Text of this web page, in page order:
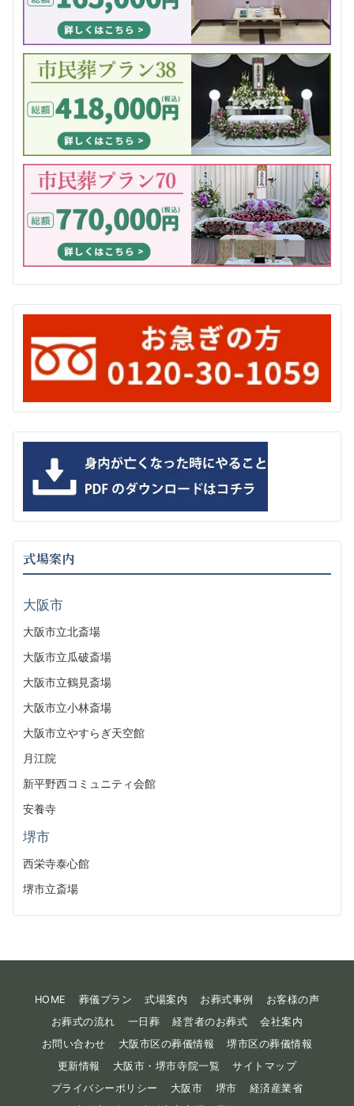
式場案内
大阪市
大阪市立北斎場
大阪市立瓜破斎場
大阪市立鶴見斎場
大阪市立小林斎場
大阪市立やすらぎ天空館
月江院
新平野西コミュニティ会館
安養寺
堺市
西栄寺泰心館
堺市立斎場
HOME 葬儀プラン 式場案内 お葬式事例
お客様の声
お葬式の流れ
一日葬 経営者のお葬式
会社案内
お問い合わせ
大阪市区の葬儀情報
堺市区の葬儀情報
更新情報
大阪市・堺市寺院一覧
サイトマップ
プライバシーポリシー
大阪市 堺市
経済産業省